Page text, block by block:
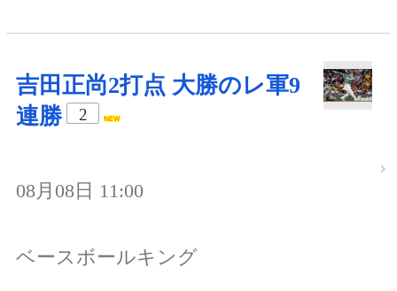
吉田正尚2打点 大勝のレ軍9
連勝
2
08月08日 11:00
ベースボールキング